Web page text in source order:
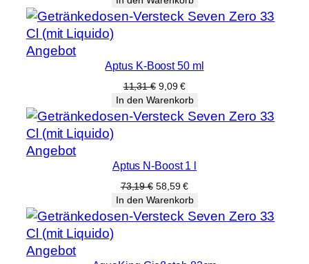
war:
8,45 €
ist:
6,79 €.
AngebotProdukt
Angebot
Aptus K-Boost 50 ml
11,31€ Ursprünglicher
Preis
war:
11,31 €
9,09€Aktueller
Preis
ist:
9,09 €.
In den Warenkorb
AngebotProdukt
Angebot
Aptus N-Boost 1 l
73,19€ Ursprünglicher
Preis
war:
73,19 €
58,59€Aktueller
Preis
ist:
58,59 €.
In den Warenkorb
AngebotProdukt